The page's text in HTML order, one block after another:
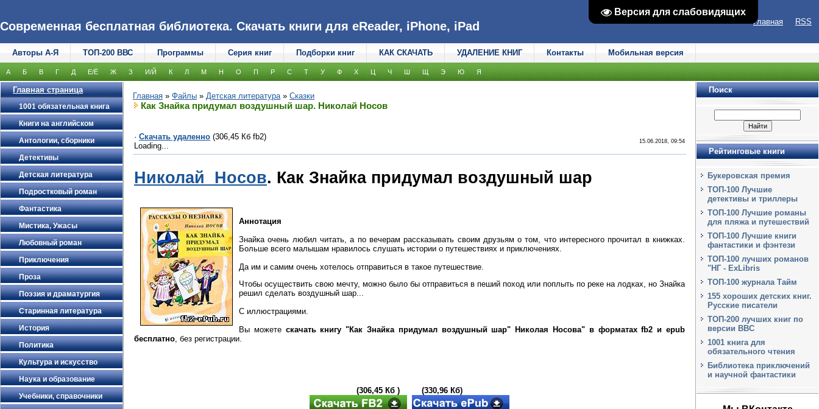
Версия для слабовидящих
Версия для слабовидящих
Современная бесплатная библиотека. Скачать книги для eReader, iPhone, iPad Главная RSS
Авторы А-Я ТОП-200 ВВС Программы Серия книг Подборки книг КАК СКАЧАТЬ УДАЛЕНИЕ КНИГ Контакты Мобильная версия
А Б В Г Д Е/Ё Ж З И/Й К Л М Н О П Р С Т У Ф Х Ц Ч Ш Щ Э Ю Я
Главная страница
1001 обязательная книга
Книги на английском
Антологии, сборники
Детективы
Детская литература
Подростковый роман
Фантастика
Мистика, Ужасы
Любовный роман
Приключения
Проза
Поэзия и драматургия
Старинная литература
История
Политика
Культура и искусство
Наука и образование
Учебники, справочники
Главная » Файлы » Детская литература» Сказки
Как Знайка придумал воздушный шар. Николай Носов
· Скачать удаленно (306,45 Кб fb2)
Loading...
15.06.2018, 09:54
Николай Носов. Как Знайка придумал воздушный шар
Аннотация
Знайка очень любил читать, а по вечерам рассказывать своим друзьям о том, что интересного прочитал в книжках.
Больше всего малышам нравилось слушать истории о путешествиях и приключениях.
Да им и самим очень хотелось отправиться в такое путешествие.
Чтобы осуществить свою мечту, можно было бы отправиться в пеший поход или поплыть по реке на лодках, но Знайка
решил сделать воздушный шар...
С иллюстрациями.
Вы можете скачать книгу "Как Знайка придумал воздушный шар" Николая Носова" в форматах fb2 и epub
бесплатно, без регистрации.
(306,45 Кб ) (330,96 Кб)
Поиск
Рейтинговые книги
Букеровская премия
ТОП-100 Лучшие
детективы и триллеры
ТОП-100 Лучшие романы
для пляжа и путешествий
ТОП-100 Лучшие книги
фантастики и фэнтези
ТОП-100 лучших романов
"НГ - ExLibris
ТОП-100 журнала Тайм
155 хороших детских книг.
Русские писатели
ТОП-200 лучших книг по
версии BBC
1001 книга для
обязательного чтения
Библиотека приключений
и научной фантастики